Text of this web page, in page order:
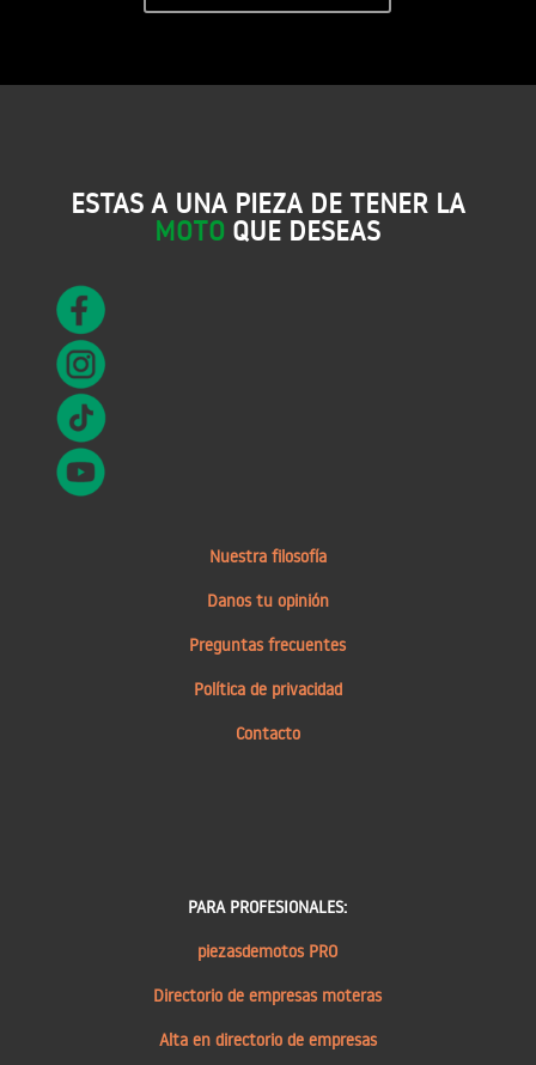
ESTAS A UNA PIEZA DE TENER LA
MOTO QUE DESEAS
Nuestra filosofía
Danos tu opinión
Preguntas frecuentes
Política de privacidad
Contacto
PARA PROFESIONALES:
piezasdemotos PRO
Directorio de empresas moteras
Alta en directorio de empresas